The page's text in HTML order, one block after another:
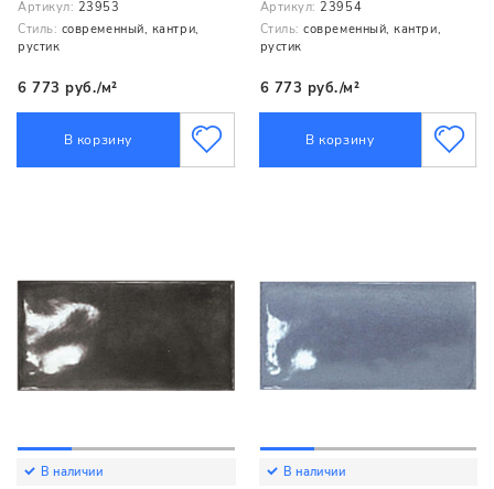
Артикул: 23953
Стиль: современный, кантри,
рустик
6 773 руб./м²
В корзину
Артикул: 23954
Стиль: современный, кантри,
рустик
6 773 руб./м²
В корзину
В наличии В наличии